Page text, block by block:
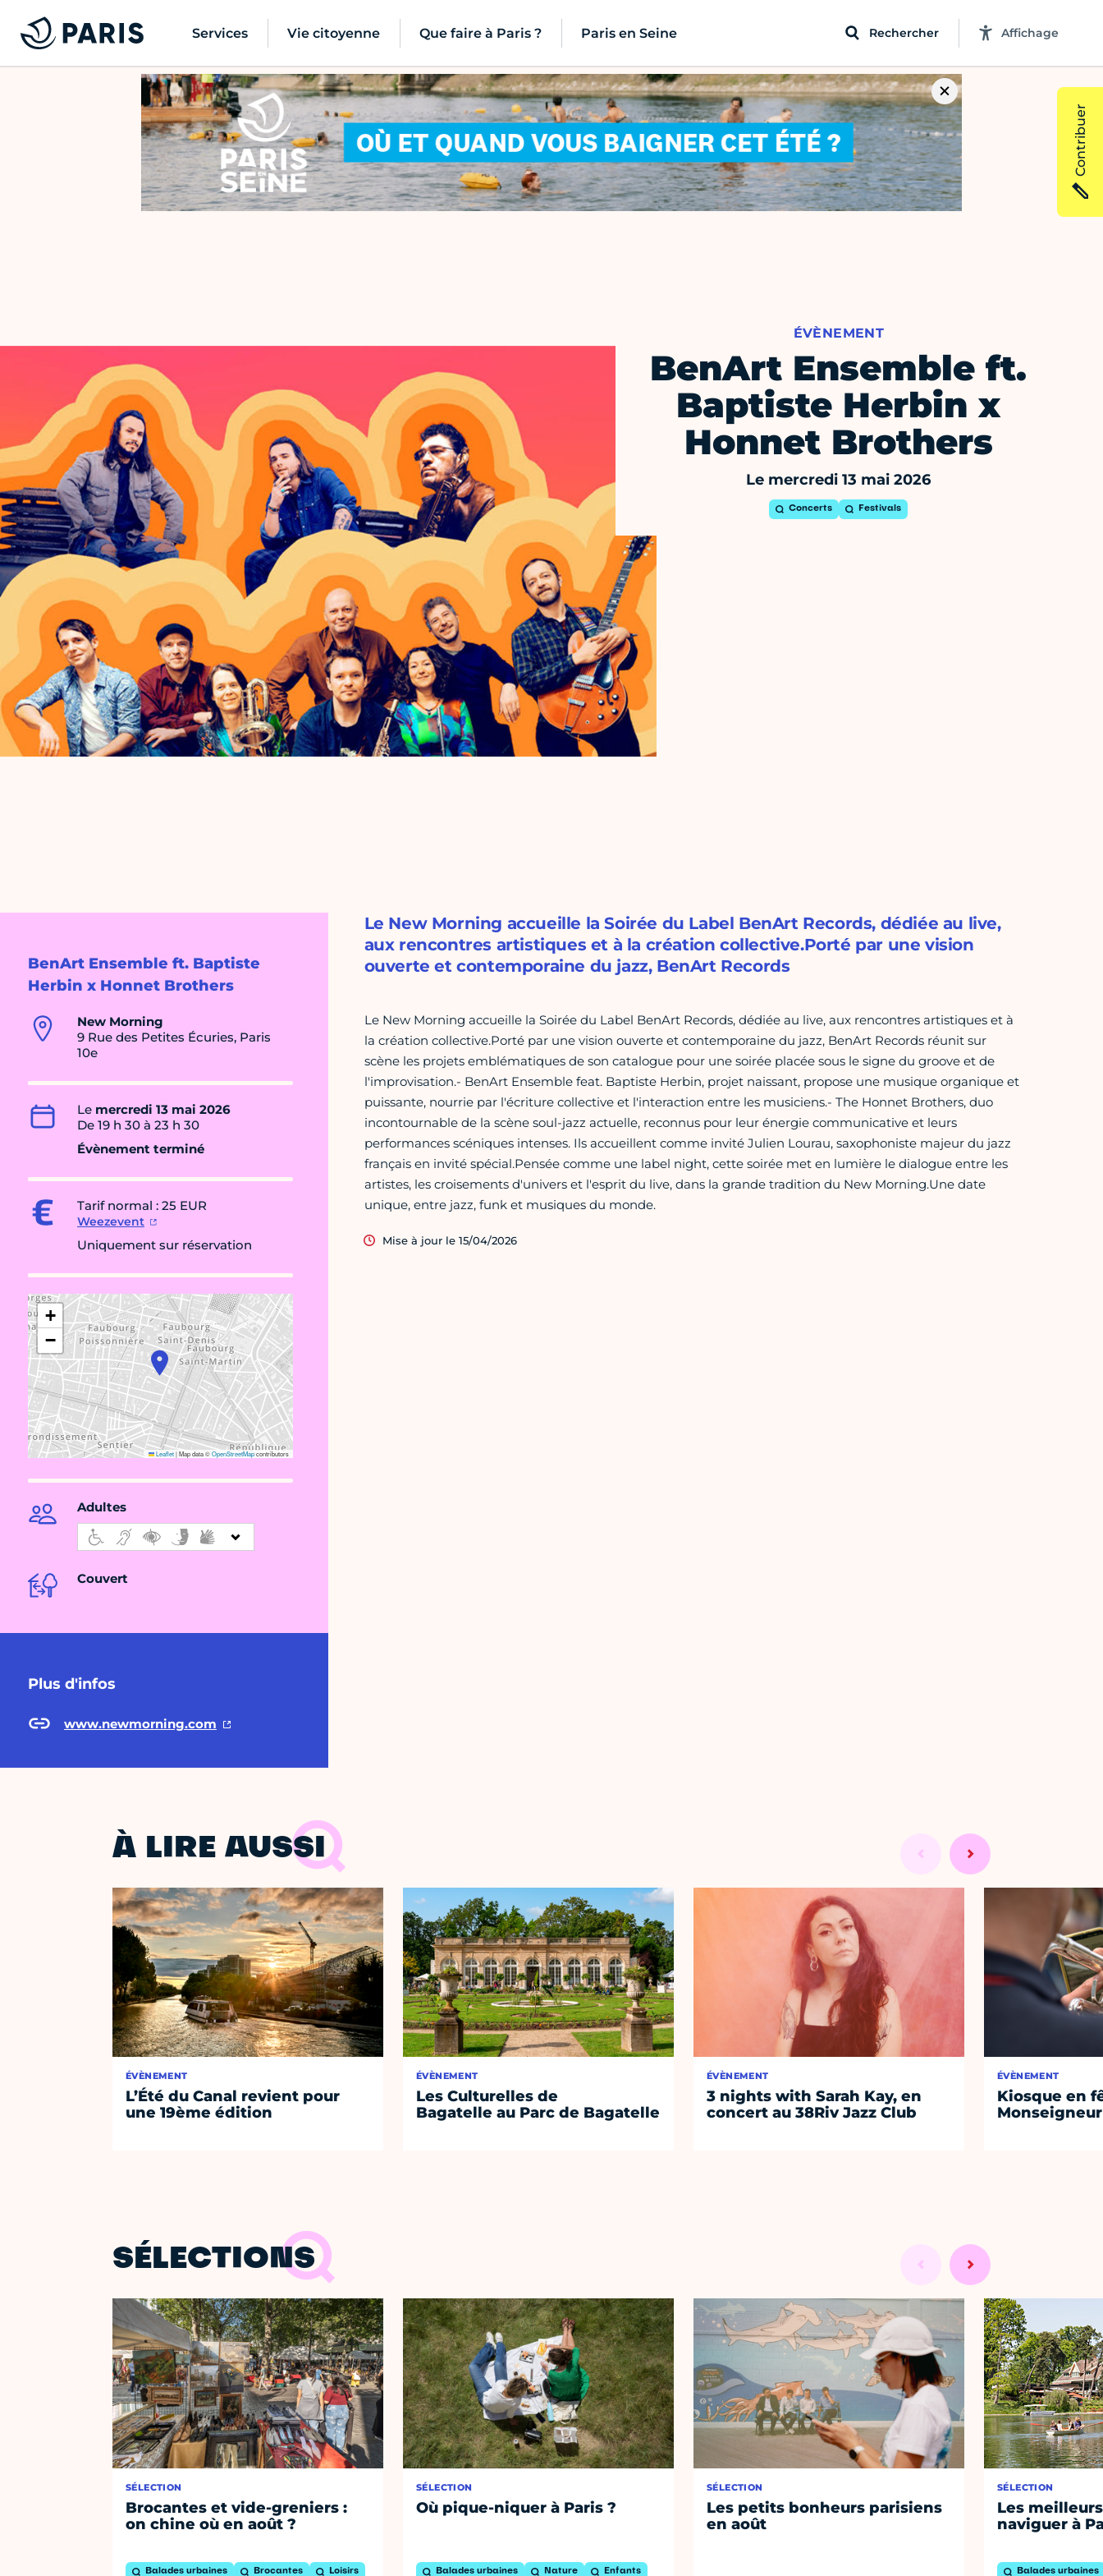
Services Vie citoyenne Que faire à Paris ? Paris en Seine Rechercher Affichage
ÉVÈNEMENT
BenArt Ensemble ft.
Baptiste Herbin x
Honnet Brothers
Le mercredi 13 mai 2026
Concerts Festivals
BenArt Ensemble ft. Baptiste
Herbin x Honnet Brothers
New Morning
9 Rue des Petites Écuries, Paris
10e
Le mercredi 13 mai 2026
De 19 h 30 à 23 h 30
Évènement terminé
Tarif normal : 25 EUR
Weezevent
Uniquement sur réservation
+
−
Leaflet|Map data ©OpenStreetMapcontributors
Adultes
Couvert
Plus d'infos
www.newmorning.com
Le New Morning accueille la Soirée du Label BenArt Records, dédiée au live,
aux rencontres artistiques et à la création collective.Porté par une vision
ouverte et contemporaine du jazz, BenArt Records
Le New Morning accueille la Soirée du Label BenArt Records, dédiée au live, aux rencontres artistiques et à
la création collective.Porté par une vision ouverte et contemporaine du jazz, BenArt Records réunit sur
scène les projets emblématiques de son catalogue pour une soirée placée sous le signe du groove et de
l'improvisation.- BenArt Ensemble feat. Baptiste Herbin, projet naissant, propose une musique organique et
puissante, nourrie par l'écriture collective et l'interaction entre les musiciens.- The Honnet Brothers, duo
incontournable de la scène soul-jazz actuelle, reconnus pour leur énergie communicative et leurs
performances scéniques intenses. Ils accueillent comme invité Julien Lourau, saxophoniste majeur du jazz
français en invité spécial.Pensée comme une label night, cette soirée met en lumière le dialogue entre les
artistes, les croisements d'univers et l'esprit du live, dans la grande tradition du New Morning.Une date
unique, entre jazz, funk et musiques du monde.
Mise à jour le 15/04/2026
À LIRE AUSSI
ÉVÈNEMENT
L’Été du Canal revient pour
une 19ème édition
ÉVÈNEMENT
Les Culturelles de
Bagatelle au Parc de Bagatelle
ÉVÈNEMENT
3 nights with Sarah Kay, en
concert au 38Riv Jazz Club
ÉVÈNEMENT
Kiosque en
SÉLECTIONS
SÉLECTION
Brocantes et vide-greniers :
on chine où en août ?
Balades urbaines Brocantes Loisirs
SÉLECTION
Où pique-niquer à Paris ?
Balades urbaines Nature Enfants
SÉLECTION
Les petits bonheurs parisiens
en août
SÉLECTION
Les
naviguer à
Balades urbaines
Contribuer